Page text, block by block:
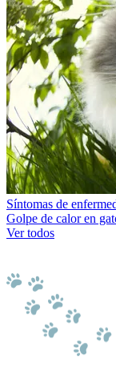
Síntomas de
Golpe de calor en
Ver todos